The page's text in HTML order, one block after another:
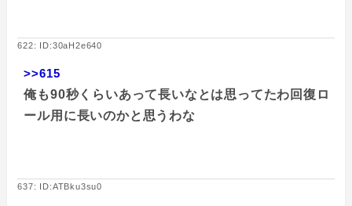
622: ID:30aH2e640
>>615
俺も90秒くらいあって長いなとは思ってたわ回復ロ
ール用に長いのかと思うわな
637: ID:ATBku3su0